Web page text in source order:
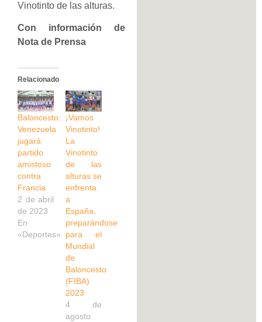
Vinotinto de las alturas.
Con información de
Nota de Prensa
Relacionado
Baloncesto:
Venezuela
jugará
partido
amistoso
contra
Francia
2 de abril
de 2023
En
«Deportes»
¡Vamos
Vinotinto!
La
Vinotinto
de las
alturas se
enfrenta
a
España,
preparándose
para el
Mundial
de
Baloncesto
(FIBA)
2023
4 de
agosto